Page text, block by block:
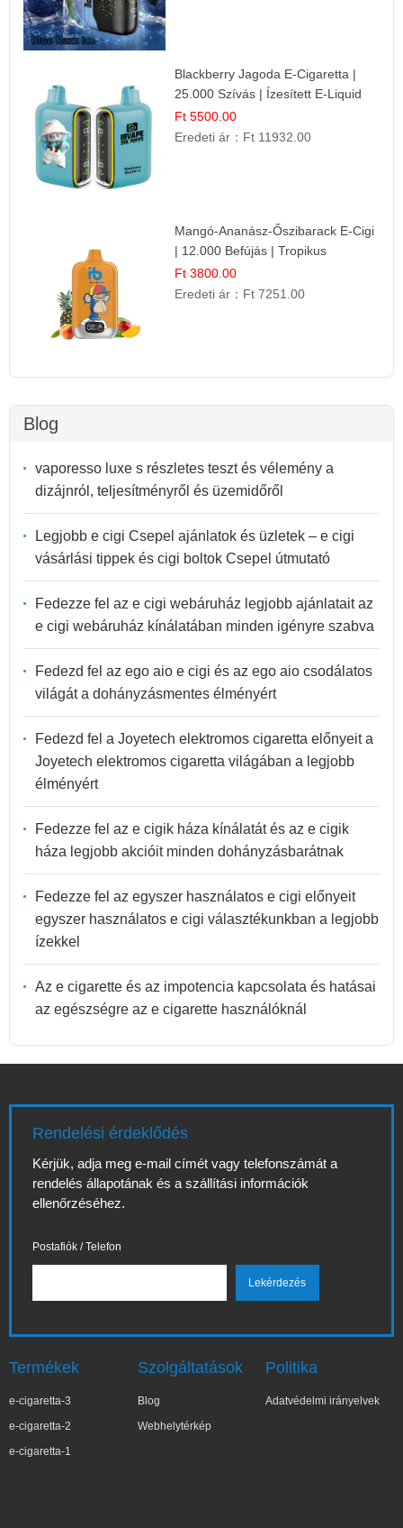
Blackberry Jagoda E-Cigaretta |
25.000 Szívás | Ízesített E-Liquid
Ft 5500.00
Eredeti ár： Ft 11932.00
Mangó-Ananász-Őszibarack E-Cigi
| 12.000 Befújás | Tropikus
Gyümölcs Íz
Ft 3800.00
Eredeti ár： Ft 7251.00
Blog
vaporesso luxe s részletes teszt és vélemény a
dizájnról, teljesítményről és üzemidőről
Legjobb e cigi Csepel ajánlatok és üzletek – e cigi
vásárlási tippek és cigi boltok Csepel útmutató
Fedezze fel az e cigi webáruház legjobb ajánlatait az
e cigi webáruház kínálatában minden igényre szabva
Fedezd fel az ego aio e cigi és az ego aio csodálatos
világát a dohányzásmentes élményért
Fedezd fel a Joyetech elektromos cigaretta előnyeit a
Joyetech elektromos cigaretta világában a legjobb
élményért
Fedezze fel az e cigik háza kínálatát és az e cigik
háza legjobb akcióit minden dohányzásbarátnak
Fedezze fel az egyszer használatos e cigi előnyeit
egyszer használatos e cigi választékunkban a legjobb
ízekkel
Az e cigarette és az impotencia kapcsolata és hatásai
az egészségre az e cigarette használóknál
Rendelési érdeklődés
Kérjük, adja meg e-mail címét vagy telefonszámát a
rendelés állapotának és a szállítási információk
ellenőrzéséhez.
Postafiók / Telefon
Termékek
e-cigaretta-3
e-cigaretta-2
e-cigaretta-1
Szolgáltatások
Blog
Webhelytérkép
Politika
Adatvédelmi irányelvek